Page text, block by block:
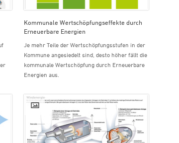
Kommunale Wertschöpfungseffekte durch
Erneuerbare Energien
Je mehr Teile der Wertschöpfungsstufen in der
Kommune angesiedelt sind, desto höher fällt die
kommunale Wertschöpfung durch Erneuerbare
Energien aus.